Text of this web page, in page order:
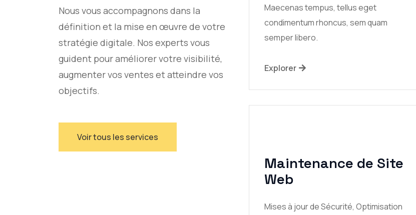
Nous vous accompagnons dans la
définition et la mise en œuvre de votre
stratégie digitale. Nos experts vous
guident pour améliorer votre visibilité,
augmenter vos ventes et atteindre vos
objectifs.
Voir tous les services
Maecenas tempus, tellus eget
condimentum rhoncus, sem quam
semper libero.
Explorer
Maintenance de Site
Web
Mises à jour de Sécurité, Optimisation